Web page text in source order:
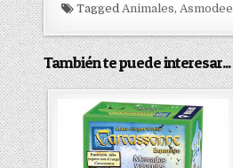
Tagged Animales, Asmodee
También te puede interesar...